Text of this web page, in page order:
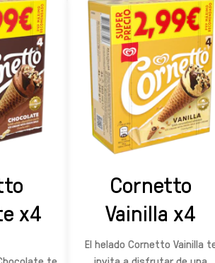
x4
Cornetto
Vainilla x4
El helado Cornetto Vainilla